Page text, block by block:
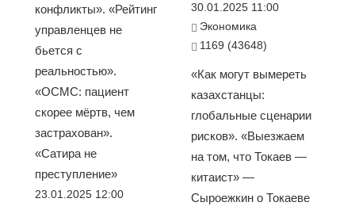
конфликты». «Рейтинг
управленцев не
бьется с
реальностью».
«ОСМС: пациент
скорее мёртв, чем
застрахован».
«Сатира не
преступление»
23.01.2025 12:00
30.01.2025 11:00
Экономика
1169 (43648)
«Как могут вымереть
казахстанцы:
глобальные сценарии
рисков». «Выезжаем
на том, что Токаев —
китаист» —
Сыроежкин о Токаеве